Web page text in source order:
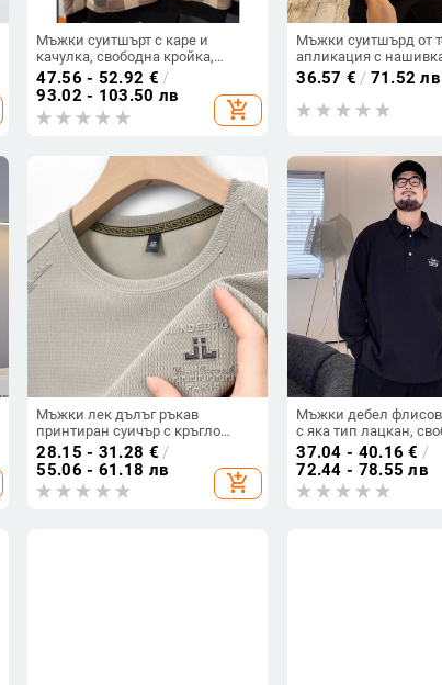
Мъжки суитшърт с каре и
качулка, свободна кройка,
корейски стил, дълги ръкави,
есенно-зимен сезон.
47.56 - 52.92 € /
93.02 - 103.50 лв
add_shopping_cart
Мъжки суитшърд от
апликация с
с връзки
36.57 € / 71.52 лв
Мъжки лек дълъг ръкав
принтиран суичър с кръгло
деколте, свободен силует, 95%
полиестер / 5% спандекс, тънък
плат, есен 2024
28.15 - 31.28 € /
55.06 - 61.18 лв
add_shopping_cart
Мъжки дебел
с яка тип лацкан,
силует, плюс размер,
ръкави, есен-зима,
стил
37.04 - 40.16 € /
72.44 - 78.55 лв